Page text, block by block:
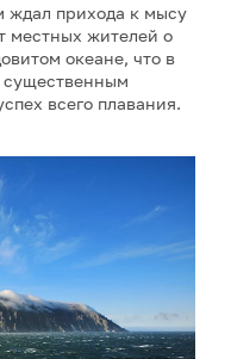
ждал прихода к мысу
местных жителей о
океане, что в
всего плавания.